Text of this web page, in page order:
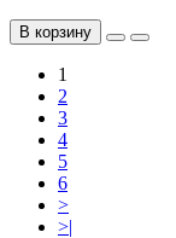
В корзину
1
2
3
4
5
6
>
>|